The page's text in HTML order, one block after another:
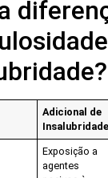
Adicional de
Insalubridade
Exposição a
agentes